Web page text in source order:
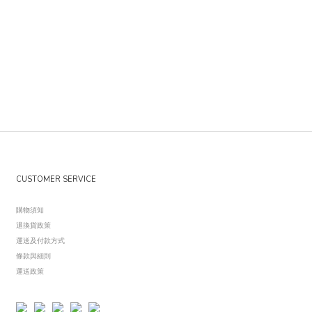
CUSTOMER SERVICE
購物須知
退換貨政策
運送及付款方式
條款與細則
運送政策